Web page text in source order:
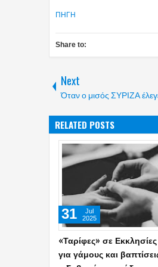
ΠΗΓΗ
Share to:
Next
Όταν ο μισός ΣΥΡΙΖΑ
RELATED POSTS
Τοποθετήθηκε το πρώτο
POS σε παγκάρι
03
May
2025